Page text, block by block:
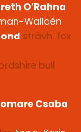
O’Rahna
Walldén
strävh. fox
bull
Csaba